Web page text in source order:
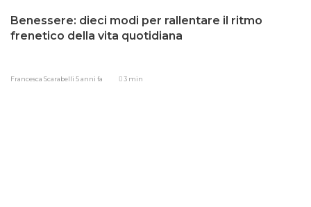
Benessere: dieci modi per rallentare il ritmo
frenetico della vita quotidiana
Francesca Scarabelli 5 anni fa 3 min